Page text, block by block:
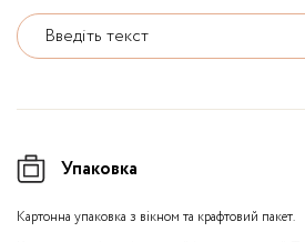
Введіть текст
Упаковка
Картонна упаковка з вікном та крафтовий пакет.